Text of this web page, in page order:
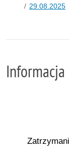
29.08.2025